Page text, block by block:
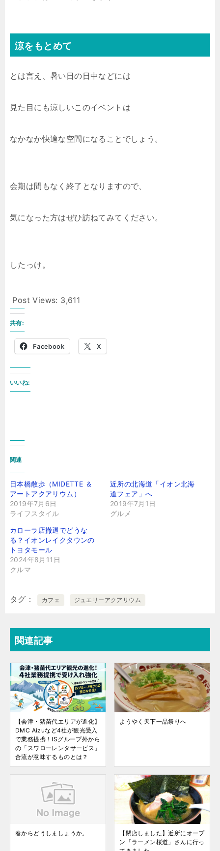
涼をもとめて
とは言え、暑い日の日中などには
見た目にも涼しいこのイベントは
なかなか快適な空間になることでしょう。
会期は間もなく終了となりますので、
気になった方はぜひ訪ねてみてください。
したっけ。
Post Views: 3,611
共有:
Facebook X
いいね:
関連
日本橋散歩（MIDETTE ＆
アートアクアリウム）
2019年7月6日
ライフスタイル
近所の北海道「イオン北海
道フェア」へ
2019年7月1日
グルメ
カローラ店撤退でどうな
る？イオンレイクタウンの
トヨタモール
2024年8月11日
クルマ
タグ カフェ ジュエリーアクアリウム
関連記事
【会津・猪苗代エリアが進化】
DMC Aizuなど4社が観光受入
で業務提携！ISグループ外から
の「スワローレンタサービス」
合流が意味するものとは？
ようやく天下一品祭りへ
春からどうしましょうか。
【閉店しました】近所にオープ
ン「ラーメン桜道」さんに行っ